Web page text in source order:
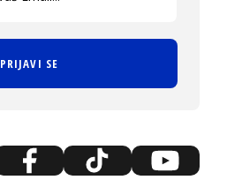
PRIJAVI SE